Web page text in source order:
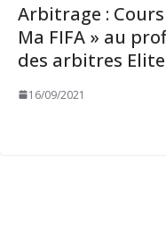
Arbitrage : Cours
Ma FIFA » au
des arbitres Elite
16/09/2021